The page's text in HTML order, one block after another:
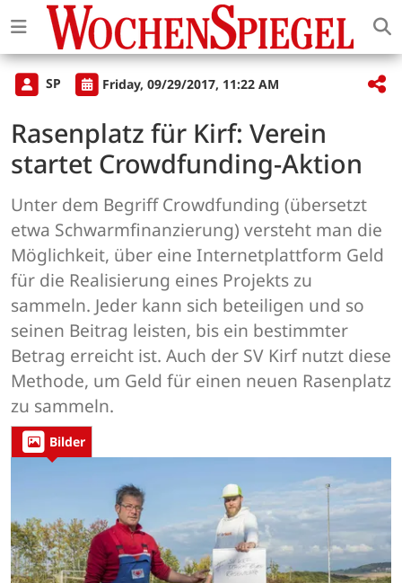
SP Friday, 09/29/2017, 11:22 AM
Rasenplatz für Kirf: Verein
startet Crowdfunding-Aktion
Unter dem Begriff Crowdfunding (übersetzt
etwa Schwarmfinanzierung) versteht man die
Möglichkeit, über eine Internetplattform Geld
für die Realisierung eines Projekts zu
sammeln. Jeder kann sich beteiligen und so
seinen Beitrag leisten, bis ein bestimmter
Betrag erreicht ist. Auch der SV Kirf nutzt diese
Methode, um Geld für einen neuen Rasenplatz
zu sammeln.
Bilder